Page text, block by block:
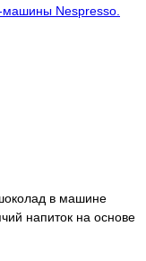
машины Nespresso.
в машине
напиток на основе